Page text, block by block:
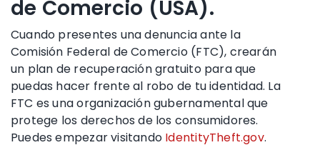
de Comercio (USA).
Cuando presentes una denuncia ante la
Comisión Federal de Comercio(FTC), crearán
un plan de recuperacióngratuito para que
puedas hacer frente al robo de tu identidad. La
FTC es una organización gubernamental que
protege los derechos de los consumidores.
Puedes empezar visitando IdentityTheft.gov.